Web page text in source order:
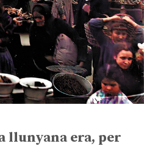
llunyana era, per